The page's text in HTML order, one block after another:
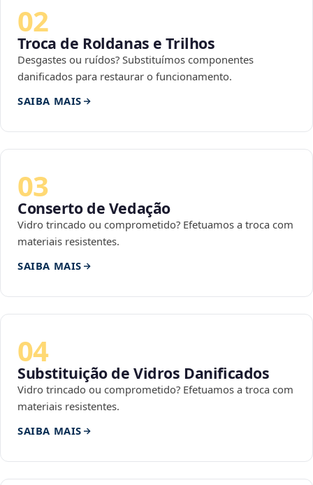
02
Troca de Roldanas e Trilhos
Desgastes ou ruídos? Substituímos componentes
danificados para restaurar o funcionamento.
SAIBA MAIS
03
Conserto de Vedação
Vidro trincado ou comprometido? Efetuamos a troca com
materiais resistentes.
SAIBA MAIS
04
Substituição de Vidros Danificados
Vidro trincado ou comprometido? Efetuamos a troca com
materiais resistentes.
SAIBA MAIS